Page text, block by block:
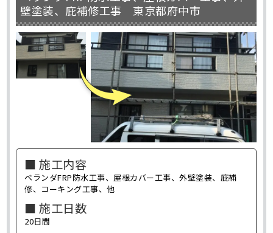
壁塗装、庇補修工事 東京都府中市
■ 施工内容
ベランダFRP防水工事、屋根カバー工事、外壁塗装、庇補
修、コーキング工事、他
■ 施工日数
20日間